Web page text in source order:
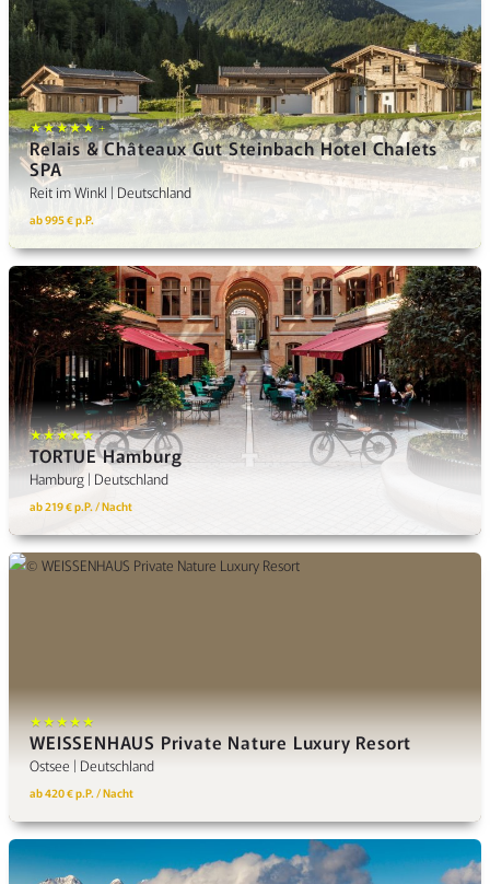
★★★★★ +
Relais & Châteaux Gut Steinbach Hotel Chalets
SPA
Reit im Winkl | Deutschland
ab 995 € p.P.
★★★★★
TORTUE Hamburg
Hamburg | Deutschland
ab 219 € p.P. / Nacht
★★★★★
WEISSENHAUS Private Nature Luxury Resort
Ostsee | Deutschland
ab 420 € p.P. / Nacht